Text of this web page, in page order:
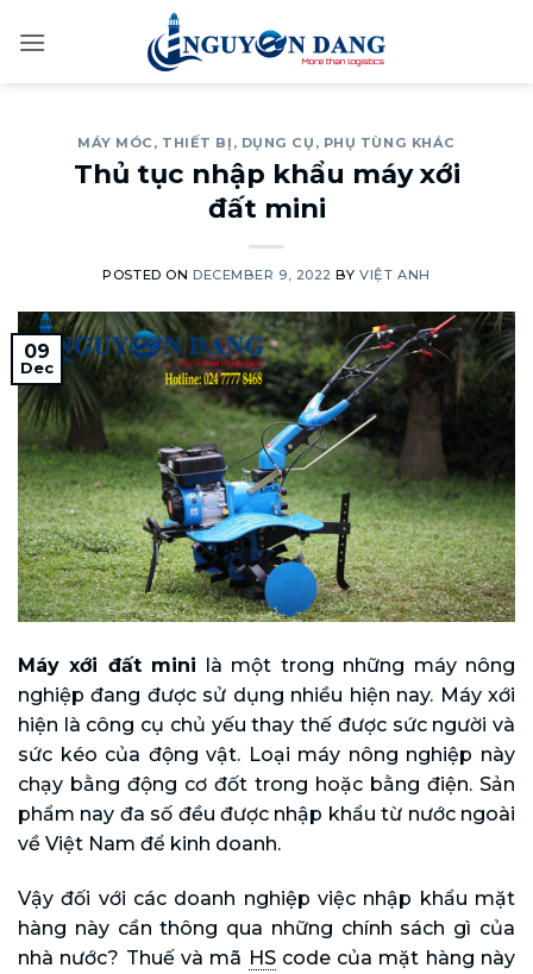
MÁY MÓC, THIẾT BỊ, DỤNG CỤ, PHỤ TÙNG KHÁC
Thủ tục nhập khẩu máy xới
đất mini
POSTED ON DECEMBER 9, 2022 BYVIỆT ANH
09
Dec
Máy xới đất mini là một trong những máy nông
nghiệp đang được sử dụng nhiều hiện nay. Máy xới
hiện là công cụ chủ yếu thay thế được sức người và
sức kéo của động vật. Loại máy nông nghiệp này
chạy bằng động cơ đốt trong hoặc bằng điện. Sản
phẩm nay đa số đều được nhập khẩu từ nước ngoài
về Việt Nam để kinh doanh.
Vậy đối với các doanh nghiệp việc nhập khẩu mặt
hàng này cần thông qua những chính sách gì của
nhà nước? Thuế và mã HScode của mặt hàng này